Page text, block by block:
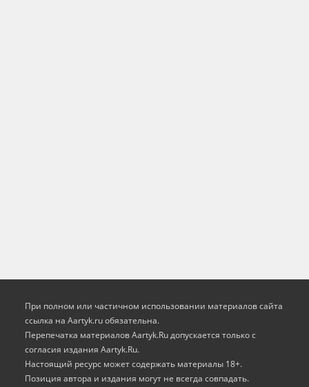
При полном или частичном использовании материалов сайта
ссылка на Aartyk.ru oбязательна.
Перепечатка материалов Aartyk.Ru допускается только с
согласия издания Aartyk.Ru.
Настоящий ресурс может содержать материалы 18+.
Позиция автора и издания могут не всегда совпадать.